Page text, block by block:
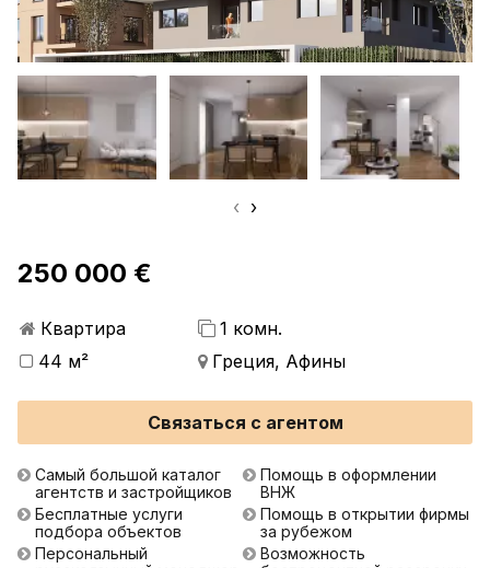
‹ ›
250 000 €
Квартира
1 комн.
44 м²
Греция, Афины
Связаться с агентом
Самый большой каталог
агентств и застройщиков
Бесплатные услуги
подбора объектов
Персональный
Помощь в оформлении
ВНЖ
Помощь в открытии фирмы
за рубежом
Возможность